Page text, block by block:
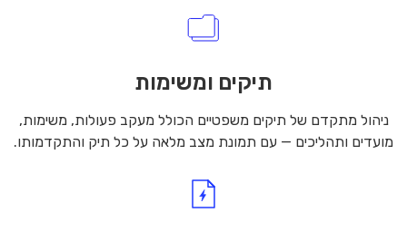
תיקים ומשימות
ניהול מתקדם של תיקים משפטיים הכולל מעקב פעולות, משימות,
מועדים ותהליכים — עם תמונת מצב מלאה על כל תיק והתקדמותו.